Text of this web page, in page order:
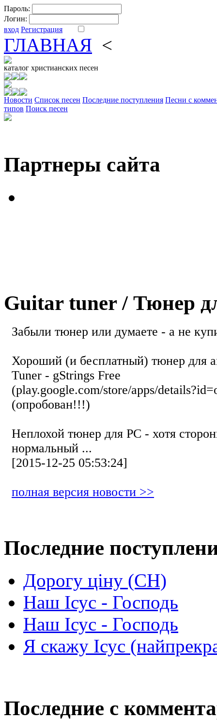
Пароль:
Логин:
вход Регистрация
ГЛАВНАЯ <
каталог христианских песен
Новости Cписок песен Последние поступления Песни с
типов Поиск песен
Партнеры сайта
Guitar tuner / Тюнер
Забыли тюнер или думаете - а не
Хороший (и бесплатный) тюнер для
Tuner - gStrings Free
(play.google.com/store/apps/
(опробован!!!)
Неплохой тюнер для РС - хотя
нормальный ...
[2015-12-25 05:53:24]
полная версия новости >>
Последние
Дорогу ціну (СН)
Наш Ісус - Господь
Наш Ісус - Господь
Я скажу Ісус
Последние с